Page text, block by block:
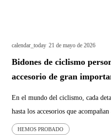
calendar_today 21 de mayo de 2026
Bidones de ciclismo
accesorio de gran
En el mundo del ciclismo, cada
hasta los accesorios que
HEMOS PROBADO